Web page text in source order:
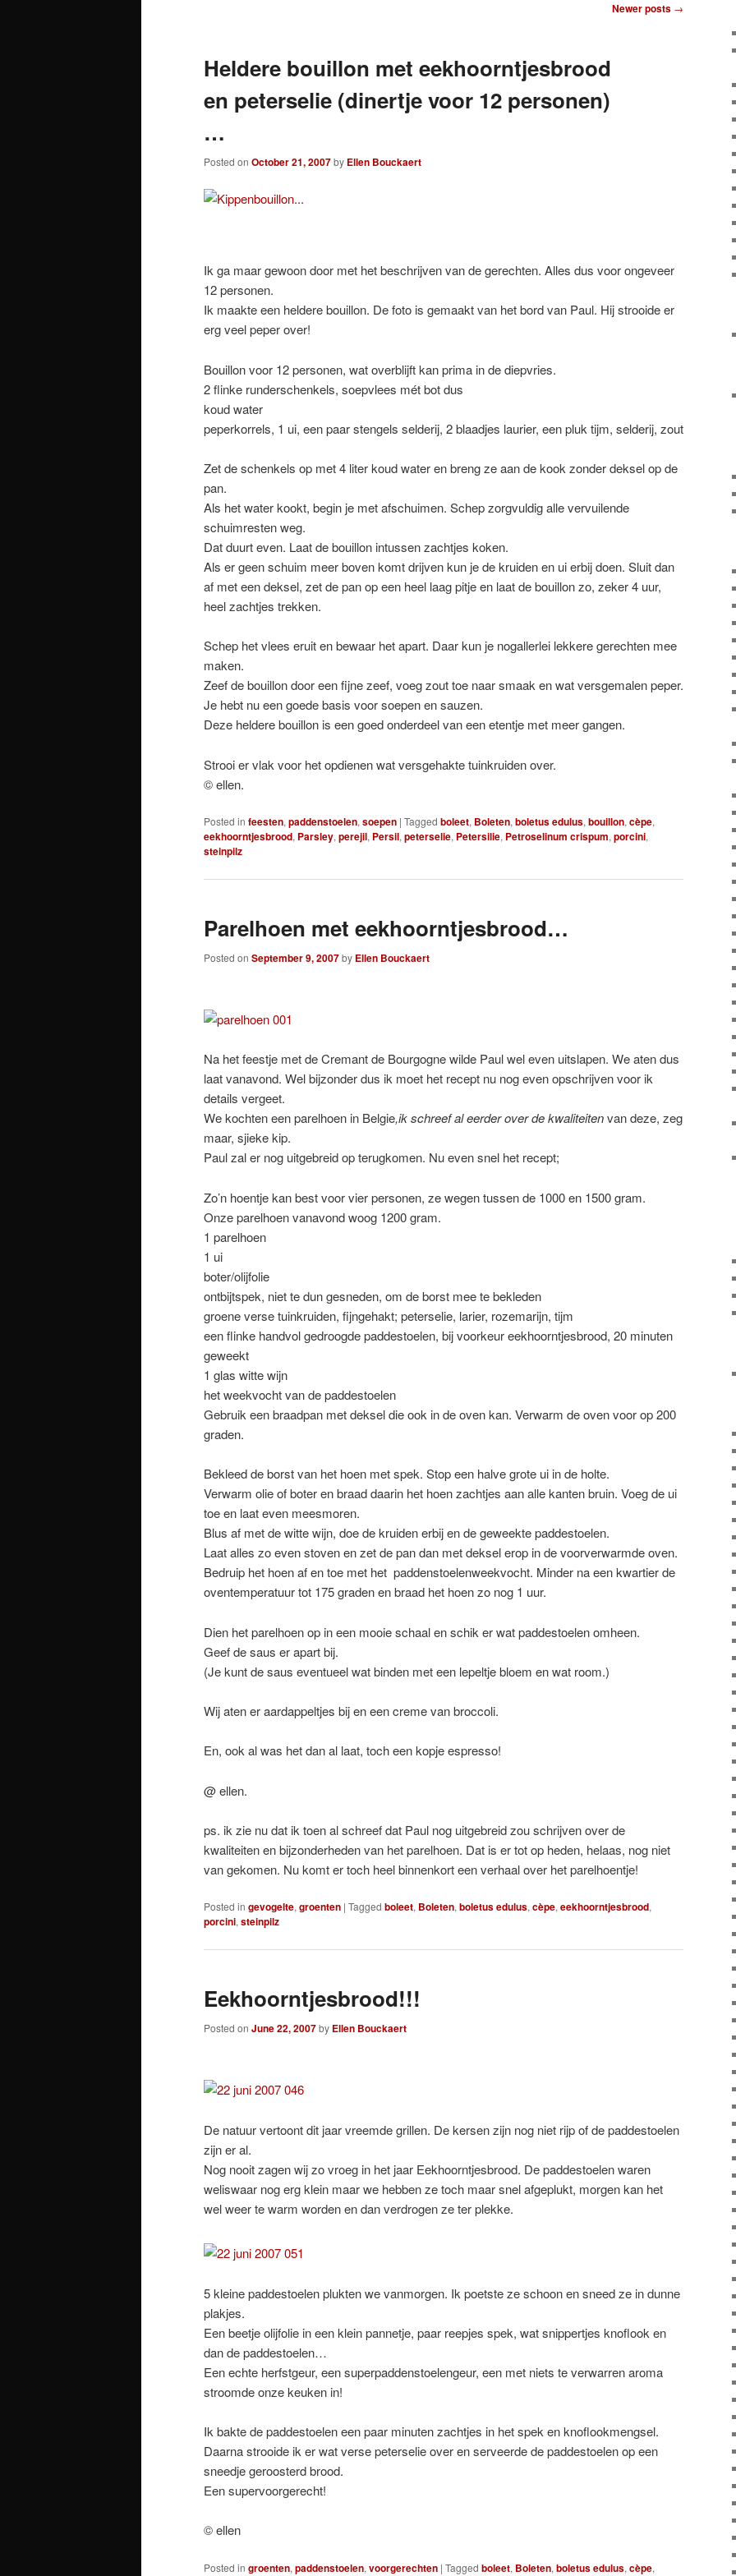
Newer posts →
Heldere bouillon met eekhoorntjesbrood
en peterselie (dinertje voor 12 personen)
…
Posted on October 21, 2007by Ellen Bouckaert
Ik ga maar gewoon door met het beschrijven van de gerechten. Alles dus voor ongeveer
12 personen.
Ik maakte een heldere bouillon. De foto is gemaakt van het bord van Paul. Hij strooide er
erg veel peper over!
Bouillon voor 12 personen, wat overblijft kan prima in de diepvries.
2 flinke runderschenkels, soepvlees mét bot dus
koud water
peperkorrels, 1 ui, een paar stengels selderij, 2 blaadjes laurier, een pluk tijm, selderij, zout
Zet de schenkels op met 4 liter koud water en breng ze aan de kook zonder deksel op de
pan.
Als het water kookt, begin je met afschuimen. Schep zorgvuldig alle vervuilende
schuimresten weg.
Dat duurt even. Laat de bouillon intussen zachtjes koken.
Als er geen schuim meer boven komt drijven kun je de kruiden en ui erbij doen. Sluit dan
af met een deksel, zet de pan op een heel laag pitje en laat de bouillon zo, zeker 4 uur,
heel zachtjes trekken.
Schep het vlees eruit en bewaar het apart. Daar kun je nogallerlei lekkere gerechten mee
maken.
Zeef de bouillon door een fijne zeef, voeg zout toe naar smaak en wat versgemalen peper.
Je hebt nu een goede basis voor soepen en sauzen.
Deze heldere bouillon is een goed onderdeel van een etentje met meer gangen.
Strooi er vlak voor het opdienen wat versgehakte tuinkruiden over.
© ellen.
Posted in feesten, paddenstoelen, soepen | Tagged boleet, Boleten, boletus edulus, bouillon, cèpe,
eekhoorntjesbrood, Parsley, perejil, Persil, peterselie, Petersilie, Petroselinum crispum, porcini,
steinpilz
Parelhoen met eekhoorntjesbrood…
Posted on September 9, 2007by Ellen Bouckaert
Na het feestje met de Cremant de Bourgogne wilde Paul wel even uitslapen. We aten dus
laat vanavond. Wel bijzonder dus ik moet het recept nu nog even opschrijven voor ik
details vergeet.
We kochten een parelhoen in Belgie,ik schreef al eerder over de kwaliteitenvan deze, zeg
maar, sjieke kip.
Paul zal er nog uitgebreid op terugkomen. Nu even snel het recept;
Zo’n hoentje kan best voor vier personen, ze wegen tussen de 1000 en 1500 gram.
Onze parelhoen vanavond woog 1200 gram.
1 parelhoen
1 ui
boter/olijfolie
ontbijtspek, niet te dun gesneden, om de borst mee te bekleden
groene verse tuinkruiden, fijngehakt; peterselie, larier, rozemarijn, tijm
een flinke handvol gedroogde paddestoelen, bij voorkeur eekhoorntjesbrood, 20 minuten
geweekt
1 glas witte wijn
het weekvocht van de paddestoelen
Gebruik een braadpan met deksel die ook in de oven kan. Verwarm de oven voor op 200
graden.
Bekleed de borst van het hoen met spek. Stop een halve grote ui in de holte.
Verwarm olie of boter en braad daarin het hoen zachtjes aan alle kanten bruin. Voeg de ui
toe en laat even meesmoren.
Blus af met de witte wijn, doe de kruiden erbij en de geweekte paddestoelen.
Laat alles zo even stoven en zet de pan dan met deksel erop in de voorverwarmde oven.
Bedruip het hoen af en toe met het paddenstoelenweekvocht. Minder na een kwartier de
oventemperatuur tot 175 graden en braad het hoen zo nog 1 uur.
Dien het parelhoen op in een mooie schaal en schik er wat paddestoelen omheen.
Geef de saus er apart bij.
(Je kunt de saus eventueel wat binden met een lepeltje bloem en wat room.)
Wij aten er aardappeltjes bij en een creme van broccoli.
En, ook al was het dan al laat, toch een kopje espresso!
@ ellen.
ps. ik zie nu dat ik toen al schreef dat Paul nog uitgebreid zou schrijven over de
kwaliteiten en bijzonderheden van het parelhoen. Dat is er tot op heden, helaas, nog niet
van gekomen. Nu komt er toch heel binnenkort een verhaal over het parelhoentje!
Posted in gevogelte,groenten | Tagged boleet, Boleten,boletus edulus,cèpe,eekhoorntjesbrood,
porcini,steinpilz
Eekhoorntjesbrood!!!
Posted on June 22, 2007by Ellen Bouckaert
De natuur vertoont dit jaar vreemde grillen. De kersen zijn nog niet rijp of de paddestoelen
zijn er al.
Nog nooit zagen wij zo vroeg in het jaar Eekhoorntjesbrood. De paddestoelen waren
weliswaar nog erg klein maar we hebben ze toch maar snel afgeplukt, morgen kan het
wel weer te warm worden en dan verdrogen ze ter plekke.
5 kleine paddestoelen plukten we vanmorgen. Ik poetste ze schoon en sneed ze in dunne
plakjes.
Een beetje olijfolie in een klein pannetje, paar reepjes spek, wat snippertjes knoflook en
dan de paddestoelen…
Een echte herfstgeur, een superpaddenstoelengeur, een met niets te verwarren aroma
stroomde onze keuken in!
Ik bakte de paddestoelen een paar minuten zachtjes in het spek en knoflookmengsel.
Daarna strooide ik er wat verse peterselie over en serveerde de paddestoelen op een
sneedje geroosterd brood.
Een supervoorgerecht!
© ellen
Posted in groenten, paddenstoelen, voorgerechten | Tagged boleet, Boleten, boletus edulus, cèpe,